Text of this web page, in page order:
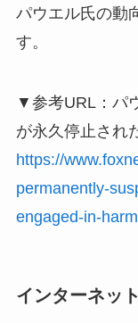
パウエル氏の動
す。
▼参考URL：パ
が永久停止され
https://
permanently-
engaged-in-
インターネッ